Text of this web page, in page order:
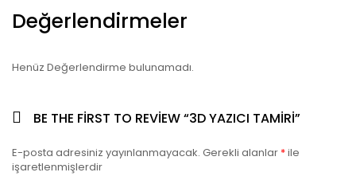
Değerlendirmeler
Henüz Değerlendirme bulunamadı.
BE THE FIRST TO REVIEW “3D YAZICI TAMIRI”
E-posta adresiniz yayınlanmayacak. Gerekli alanlar *ile
işaretlenmişlerdir